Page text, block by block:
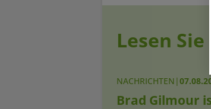
Lesen
NACHRICHTEN |
Brad Gilmour